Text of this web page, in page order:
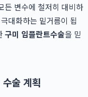
든 변수에 철저히 대비하
대화하는 밑거름이 됩
구미 임플란트수술을 믿
술 계획